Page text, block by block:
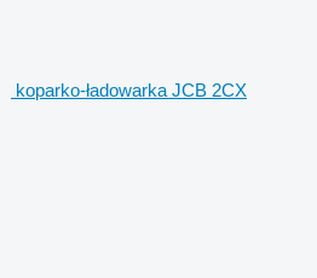
koparko-ładowarka JCB 2CX